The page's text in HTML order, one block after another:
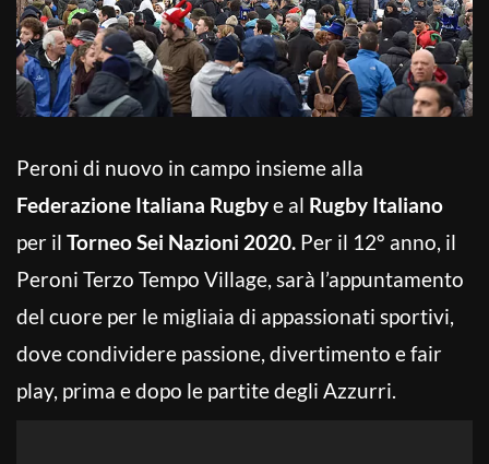
Peroni di nuovo in campo insieme alla
Federazione Italiana Rugbye al Rugby Italiano
per il Torneo Sei Nazioni 2020. Per il 12° anno, il
Peroni Terzo Tempo Village, sarà l’appuntamento
del cuore per le migliaia di appassionati sportivi,
dove condividere passione, divertimento e fair
play, prima e dopo le partite degli Azzurri.